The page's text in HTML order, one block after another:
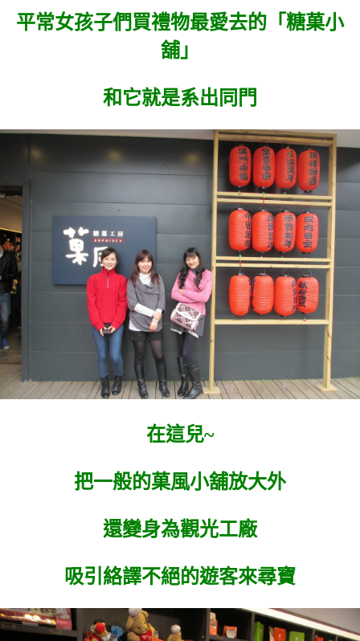
平常女孩子們買禮物最愛去的「糖菓小
舖」
和它就是系出同門
在這兒~
把一般的菓風小舖放大外
還變身為觀光工廠
吸引絡譯不絕的遊客來尋寶